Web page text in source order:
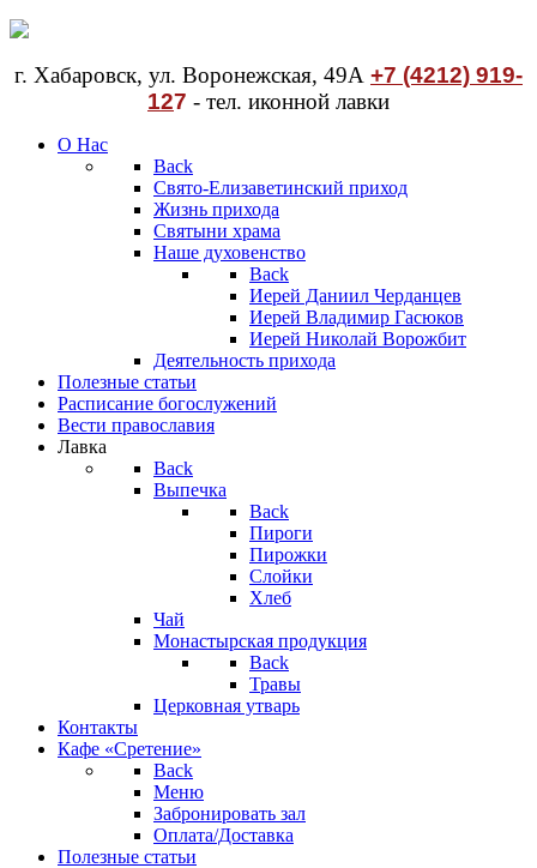
г. Хабаровск, ул. Воронежская, 49А +7 (4212) 919-
127 - тел. иконной лавки
О Нас
Back
Свято-Елизаветинский приход
Жизнь прихода
Святыни храма
Наше духовенство
Back
Иерей Даниил Черданцев
Иерей Владимир Гасюков
Иерей Николай Ворожбит
Деятельность прихода
Полезные статьи
Расписание богослужений
Вести православия
Лавка
Back
Выпечка
Back
Пироги
Пирожки
Слойки
Хлеб
Чай
Монастырская продукция
Back
Травы
Церковная утварь
Контакты
Кафе «Сретение»
Back
Меню
Забронировать зал
Оплата/Доставка
Полезные статьи